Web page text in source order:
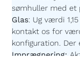
sømhuller med
Glas: Ug værdi
kontakt os for
konfiguration. Der
Imprægnering: